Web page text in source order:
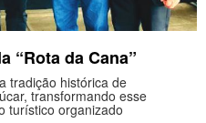
“Rota da Cana”
tradição histórica de
transformando esse
turístico organizado